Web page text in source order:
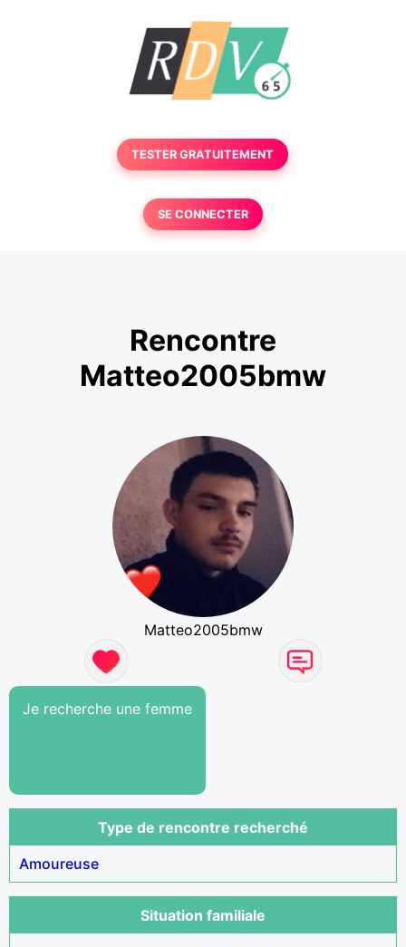
TESTER GRATUITEMENT
SE CONNECTER
Rencontre
Matteo2005bmw
Matteo2005bmw
Je recherche une femme
Type de rencontre recherché
Amoureuse
Situation familiale